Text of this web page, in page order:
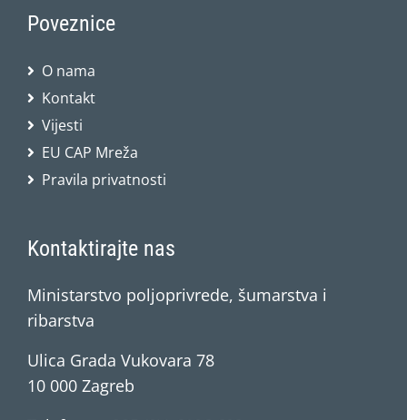
Poveznice
O nama
Kontakt
Vijesti
EU CAP Mreža
Pravila privatnosti
Kontaktirajte nas
Ministarstvo poljoprivrede, šumarstva i
ribarstva
Ulica Grada Vukovara 78
10 000 Zagreb